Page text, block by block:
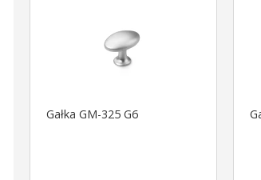
Gałka GM-325 G6